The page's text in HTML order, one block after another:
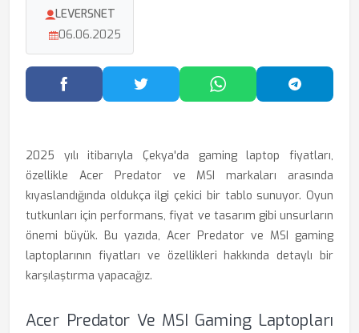
LEVERSNET
06.06.2025
Facebook'ta PaylaşTwitter'da PaylaşWhatsApp'ta Paylaş
2025 yılı itibarıyla Çekya'da gaming laptop fiyatları,
özellikle Acer Predator ve MSI markaları arasında
kıyaslandığında oldukça ilgi çekici bir tablo sunuyor. Oyun
tutkunları için performans, fiyat ve tasarım gibi unsurların
önemi büyük. Bu yazıda, Acer Predator ve MSI gaming
laptoplarının fiyatları ve özellikleri hakkında detaylı bir
karşılaştırma yapacağız.
Acer Predator Ve MSI Gaming Laptopları